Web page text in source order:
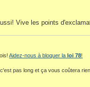
Vive les points
Aidez-nous à bloquer la loi 78!
pas long et ça vous coûtera